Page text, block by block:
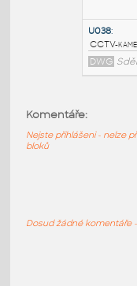
DWG
Komentáře:
Nejste přihlášeni - nelze
bloků
Dosud žádné komentáře